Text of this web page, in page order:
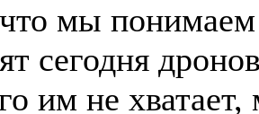
мы понимаем
сегодня
им не